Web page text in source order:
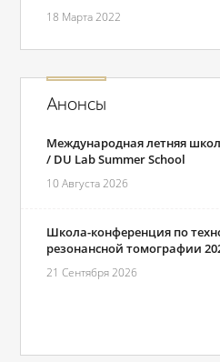
18 Марта 2022
Анонсы
Международная летняя
/ DU Lab Summer School
10 Августа 2026
Школа-конференция по
резонансной томографии
21 Сентября 2026